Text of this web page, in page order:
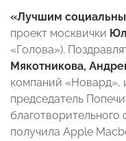
«Лучшим
проект москвички
«Голова»).
Мякотникова,
компаний «Новард»,
председатель
получила Apple